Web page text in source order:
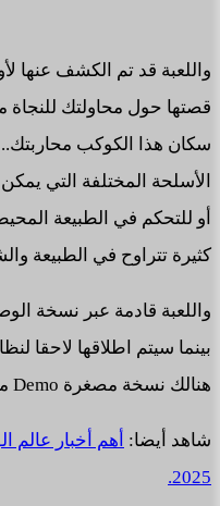
واللعبة قد تم الكشف عنها
قصتها حول محاولتك للنجاة
سكان هذا الكوكب
الأسلحة المختلفة التي
أو للتحكم في الطبيعة
كثيرة تتراوح في الطبيعة
هنالك نسخة مصغرة Demo متاحة الآن عبر متجر ألعاب Steam.
شاهد أيضا:
2025.